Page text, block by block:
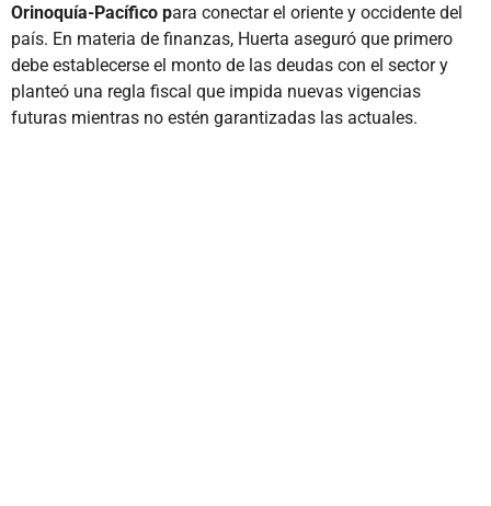
Orinoquía-Pacífico para conectar el oriente y occidente del
país. En materia de finanzas, Huerta aseguró que primero
debe establecerse el monto de las deudas con el sector y
planteó una regla fiscal que impida nuevas vigencias
futuras mientras no estén garantizadas las actuales.